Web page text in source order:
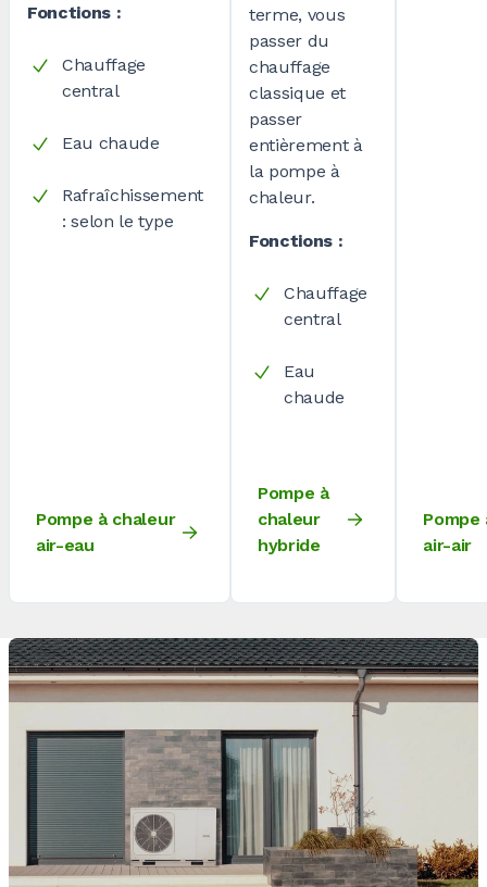
Fonctions :
Chauffage
central
Eau chaude
Rafraîchissement
: selon le type
Pompe à chaleur
air-eau
terme, vous
passer du
chauffage
classique et
passer
entièrement à
la pompe à
chaleur.
Fonctions :
Chauffage
central
Eau
chaude
Pompe à
chaleur
hybride
Pompe
air-air